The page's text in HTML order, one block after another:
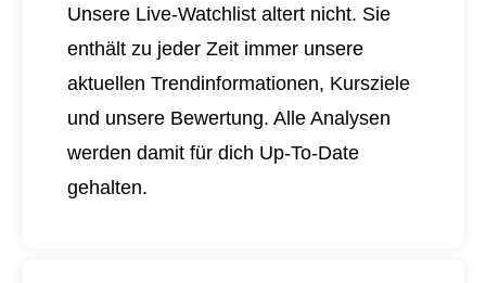
Unsere Live-Watchlist altert nicht. Sie
enthält zu jeder Zeit immer unsere
aktuellen Trendinformationen, Kursziele
und unsere Bewertung. Alle Analysen
werden damit für dich Up-To-Date
gehalten.